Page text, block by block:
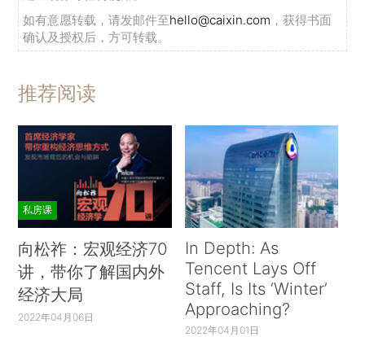
如有意愿转载，请发邮件至hello@caixin.com ，获得书面
确认及授权后，方可转载。
推荐阅读
私房课
向松祚：宏观经济70
讲，带你了解国内外
经济大局
2022年04月06日
In Depth: As
Tencent Lays Off
Staff, Is Its ‘Winter’
Approaching?
2022年04月01日